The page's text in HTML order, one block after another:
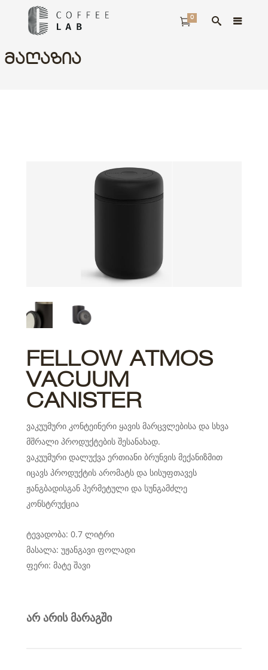
0
ᲛᲐᲦᲐᲖᲘᲐ
FELLOW ATMOS
VACUUM
CANISTER
ვაკუუმური კონტეინერი ყავის მარცვლებისა და სხვა
მშრალი პროდუქტების შესანახად.
ვაკუუმური დალუქვა ერთიანი ბრუნვის მექანიზმით
იცავს პროდუქტის არომატს და სისუფთავეს
ჟანგბადისგან ჰერმეტული და სუნგამძლე
კონსტრუქცია
ტევადობა: 0.7 ლიტრი
მასალა: უჟანგავი ფოლადი
ფერი: მატე შავი
არ არის მარაგში